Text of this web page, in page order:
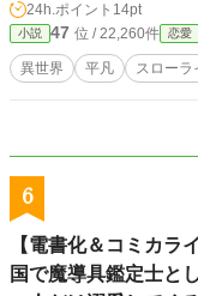
24h.ポイント 14pt
小説 47 位 / 22,260件 恋愛
異世界 平凡 スローラ
6
【電書化＆コミカラ
国で魔導具鑑定士と